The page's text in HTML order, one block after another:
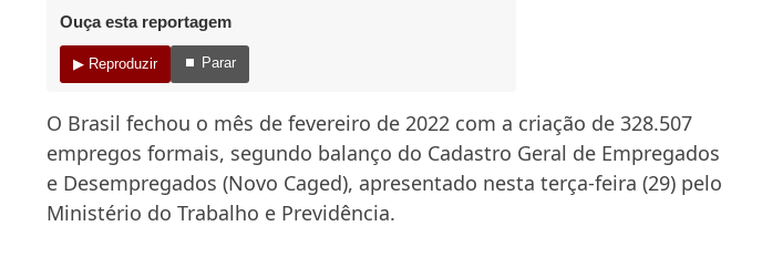
Ouça esta reportagem
▶ Reproduzir ⏹ Parar
O Brasil fechou o mês de fevereiro de 2022 com a criação de 328.507
empregos formais, segundo balanço do Cadastro Geral de Empregados
e Desempregados (Novo Caged), apresentado nesta terça-feira (29) pelo
Ministério do Trabalho e Previdência.